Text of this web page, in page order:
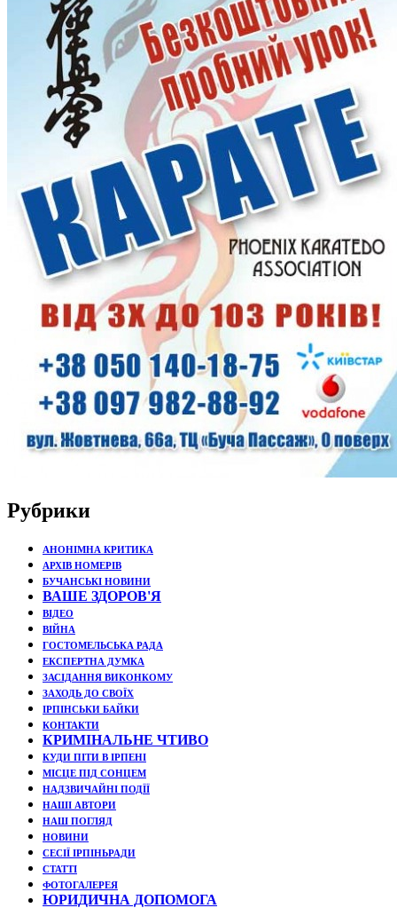
Рубрики
АНОНІМНА КРИТИКА
АРХІВ НОМЕРІВ
БУЧАНСЬКІ НОВИНИ
ВАШЕ ЗДОРОВ'Я
ВІДЕО
ВІЙНА
ГОСТОМЕЛЬСЬКА РАДА
ЕКСПЕРТНА ДУМКА
ЗАСІДАННЯ ВИКОНКОМУ
ЗАХОДЬ ДО СВОЇХ
ІРПІНСЬКИ БАЙКИ
КОНТАКТИ
КРИМІНАЛЬНЕ ЧТИВО
КУДИ ПІТИ В ІРПЕНІ
МІСЦЕ ПІД СОНЦЕМ
НАДЗВИЧАЙНІ ПОДЇЇ
НАШІ АВТОРИ
НАШ ПОГЛЯД
НОВИНИ
СЕСІЇ ІРПІНЬРАДИ
СТАТТІ
ФОТОГАЛЕРЕЯ
ЮРИДИЧНА ДОПОМОГА